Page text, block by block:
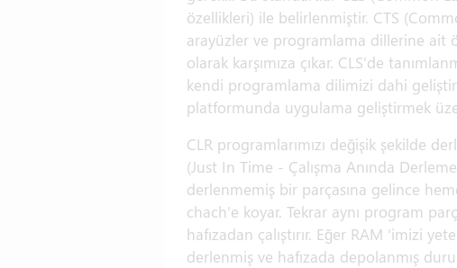
özellikleri) ile belirlenmiştir. CTS
arayüzler ve programlama dillerine ait
olarak karşımıza çıkar. CLS'de
kendi programlama dilimizi dahi
platformunda uygulama geliştirmek
CLR programlarımızı değişik şekilde
(Just In Time - Çalışma Anında
derlenmemiş bir parçasına gelince
chach'e koyar. Tekrar aynı program
hafızadan çalıştırır. Eğer RAM 'imizi
derlenmiş ve hafızada depolanmış